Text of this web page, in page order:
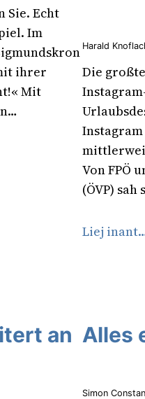
Sie. Echt
Im
ihrer
Mit
Harald
Die
Von FPÖ
(ÖVP)
Liej
an Alles
Simon